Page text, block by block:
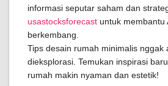
informasi seputar saham dan
usastocksforecast untuk membantu
berkembang.
Tips desain rumah minimalis nggak
dieksplorasi. Temukan inspirasi
rumah makin nyaman dan estetik!